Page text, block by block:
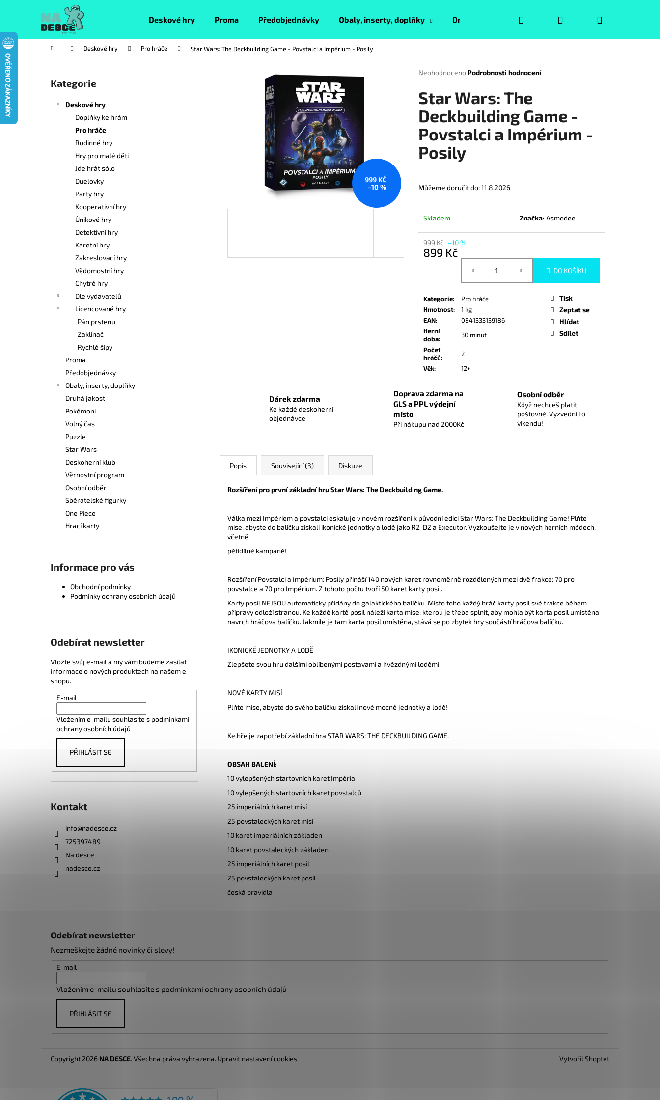
Deskové hry Proma Předobjednávky Obaly, inserty, doplňky Druhá jakost Pokémoni Volný čas
Přihlášení
Domů Deskové hry Pro hráče Star Wars: The Deckbuilding Game - Povstalci a Impérium - Posily
Přeskočit
kategorie
Kategorie
Deskové hry
Doplňky ke hrám
Pro hráče
Rodinné hry
Hry pro malé děti
Jde hrát sólo
Duelovky
Párty hry
Kooperativní hry
Únikové hry
Detektivní hry
Karetní hry
Zakreslovací hry
Vědomostní hry
Chytré hry
Dle vydavatelů
Licencované hry
Pán prstenu
Zaklínač
Rychlé šípy
Proma
Předobjednávky
Obaly, inserty, doplňky
Druhá jakost
Pokémoni
Volný čas
Puzzle
Star Wars
Deskoherní klub
Věrnostní program
Osobní odběr
Sběratelské figurky
One Piece
Hrací karty
Informace pro vás
Obchodní podmínky
Podmínky ochrany osobních údajů
Odebírat newsletter
Vložte svůj e-mail a my vám budeme zasílat
informace o nových produktech na našem e-
shopu.
E-mail
Vložením e-mailu souhlasíte s podmínkami
ochrany osobních údajů
PŘIHLÁSIT SE
Kontakt
info@nadesce.cz
725397489
Na desce
nadesce.cz
Průměrné
produktu
je
0,0
5
hvězdiček.
Neohodnoceno Podrobnosti hodnocení
Star Wars: The
Deckbuilding Game -
Povstalci a Impérium -
Posily
Můžeme doručit do:11.8.2026
Skladem Značka: Asmodee
999 Kč –10 %
899 Kč
DO KOŠÍKU
Kategorie:
Pro hráče
Hmotnost:
1 kg
EAN:
0841333139186
Herní
doba:
30 minut
Počet
hráčů:
2
Věk: 12+
Tisk
Zeptat se
Hlídat
Sdílet
999 KČ
–10 %
Dárek zdarma
Ke každé deskoherní
objednávce
Doprava zdarma na
GLS a PPL výdejní
místo
Při nákupu nad 2000Kč
Osobní odběr
Když nechceš platit
poštovné. Vyzvedni i o
víkendu!
Popis Související (3) Diskuze
Rozšíření pro první základní hru Star Wars: The Deckbuilding Game.
Válka mezi Impériem a povstalci eskaluje v novém rozšíření k původní edici Star Wars: The Deckbuilding Game! Plňte
mise, abyste do balíčku získali ikonické jednotky a lodě jako R2-D2 a Executor. Vyzkoušejte je v nových herních módech,
včetně
pětidílné kampaně!
Rozšíření Povstalci a Impérium: Posily přináší 140 nových karet rovnoměrně rozdělených mezi dvě frakce: 70 pro
povstalce a 70 pro Impérium. Z tohoto počtu tvoří 50 karet karty posil.
Karty posil NEJSOU automaticky přidány do galaktického balíčku. Místo toho každý hráč karty posil své frakce během
přípravy odloží stranou. Ke každé kartě posil náleží karta mise, kterou je třeba splnit, aby mohla být karta posil umístěna
navrch hráčova balíčku. Jakmile je tam karta posil umístěna, stává se po zbytek hry součástí hráčova balíčku.
IKONICKÉ JEDNOTKY A LODĚ
Zlepšete svou hru dalšími oblíbenými postavami a hvězdnými loděmi!
NOVÉ KARTY MISÍ
Plňte mise, abyste do svého balíčku získali nové mocné jednotky a lodě!
Ke hře je zapotřebí základní hra STAR WARS: THE DECKBUILDING GAME.
OBSAH BALENÍ:
10 vylepšených startovních karet Impéria
10 vylepšených startovních karet povstalců
25 imperiálních karet misí
25 povstaleckých karet misí
10 karet imperiálních základen
10 karet povstaleckých základen
25 imperiálních karet posil
25 povstaleckých karet posil
česká pravidla
š
í
k
Zpět
do
Zpět
do
Co potřebujete najít?
HLEDAT
Doporučujeme
POKÉMON TCG: FIRST PARTNER
ILLUSTRATION COLLECTION - SERIES 3
1 099 Kč
CARCASSONNE: ZÁKLADNÍ HRA
Odebírat newsletter
Nezmeškejte žádné novinky či slevy!
E-mail
Vložením e-mailu souhlasíte s podmínkami ochrany osobních údajů
PŘIHLÁSIT SE
Vytvořil Shoptet
Copyright 2026 NA DESCE. Všechna práva vyhrazena. Upravit nastavení cookies